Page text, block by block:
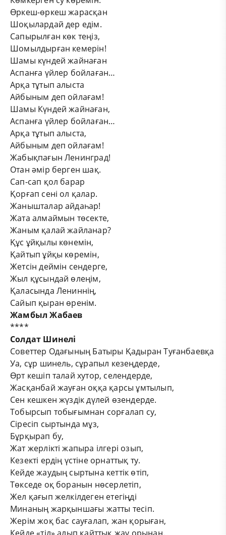
Өркеш-өркеш жарасқан
Шоқылардай дер едім.
Сапырылған көк теңіз,
Шомылдырған кемерін!
Шамы күндей жайнаған
Аспанға үйлер бойлаған…
Арқа тұтып алыста
Айбыным деп ойлағам!
Шамы Күндей жайнаған,
Аспанға үйлер бойлаған…
Арқа тұтып алыста,
Айбыным деп ойлағам!
Жабықпағын Ленинград!
Отан әмір берген шақ.
Сап-сап қол барар
Қорғап сені ол қалар.
Жанышталар айдаһар!
Жата алмаймын төсекте,
Жаным қалай жайланар?
Құс ұйқылы көнемін,
Қайтып ұйқы көремін,
Жетсін деймін сендерге,
Жыл құсындай өлеңім,
Қаласында Лениннің,
Сайып қыран өренім.
Жамбыл Жабаев
****
Солдат Шинелі
Советтер Одағының Батыры Қадыран Туғанбаевқа
Уа, сұр шинель, сұрапыл кезеңдерде,
Өрт кешіп талай хутор, селендерде,
Жасқанбай жауған оққа қарсы ұмтылып,
Сен кешкен жүздік дүлей өзендерде.
Тобырсып тобығымнан сорғалап су,
Сіресіп сыртында мұз,
Бұрқырап бу,
Жат жерлікті жапыра ілгері озып,
Кезекті ердің үстіне орнаттық ту.
Кейде жаудың сыртына кеттік өтіп,
Төкседе оқ боранын нөсерлетіп,
Жел қағып желкілдеген етегіңді
Минаның жарқыншағы жатты тесіп.
Жерім жоқ бас сауғалап, жан қорыған,